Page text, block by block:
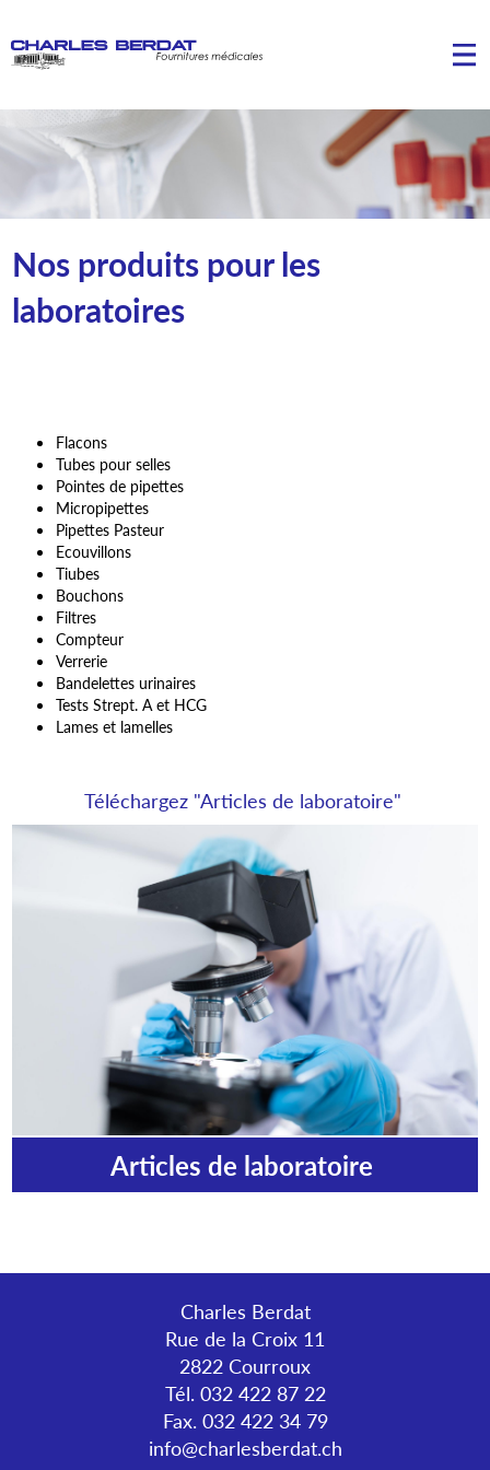
Nos produits pour les
laboratoires
Flacons
Tubes pour selles
Pointes de pipettes
Micropipettes
Pipettes Pasteur
Ecouvillons
Tiubes
Bouchons
Filtres
Compteur
Verrerie
Bandelettes urinaires
Tests Strept. A et HCG
Lames et lamelles
Téléchargez "Articles de laboratoire"
Articles de laboratoire
Charles Berdat
Rue de la Croix 11
2822 Courroux
Tél. 032 422 87 22
Fax. 032 422 34 79
info@charlesberdat.ch